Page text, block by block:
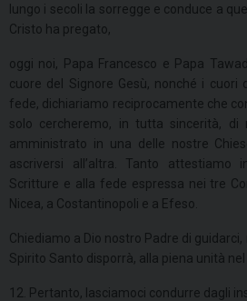
lungo i secoli la sorregge e conduce a
Cristo ha pregato,
oggi noi, Papa Francesco e Papa
cuore del Signore Gesù, nonché i cuori
fede, dichiariamo reciprocamente che
solo cercheremo, in tutta sincerità, di
amministrato in una delle nostre
ascriversi all’altra. Tanto attestiamo
Scritture e alla fede espressa nei tre
Nicea, a Costantinopoli e a Efeso.
Chiediamo a Dio nostro Padre di
Spirito Santo disporrà, alla piena unità
12. Pertanto, lasciamoci condurre dagli